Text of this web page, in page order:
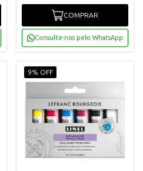
COMPRAR
Consulte-nos pelo WhatsApp
9% OFF